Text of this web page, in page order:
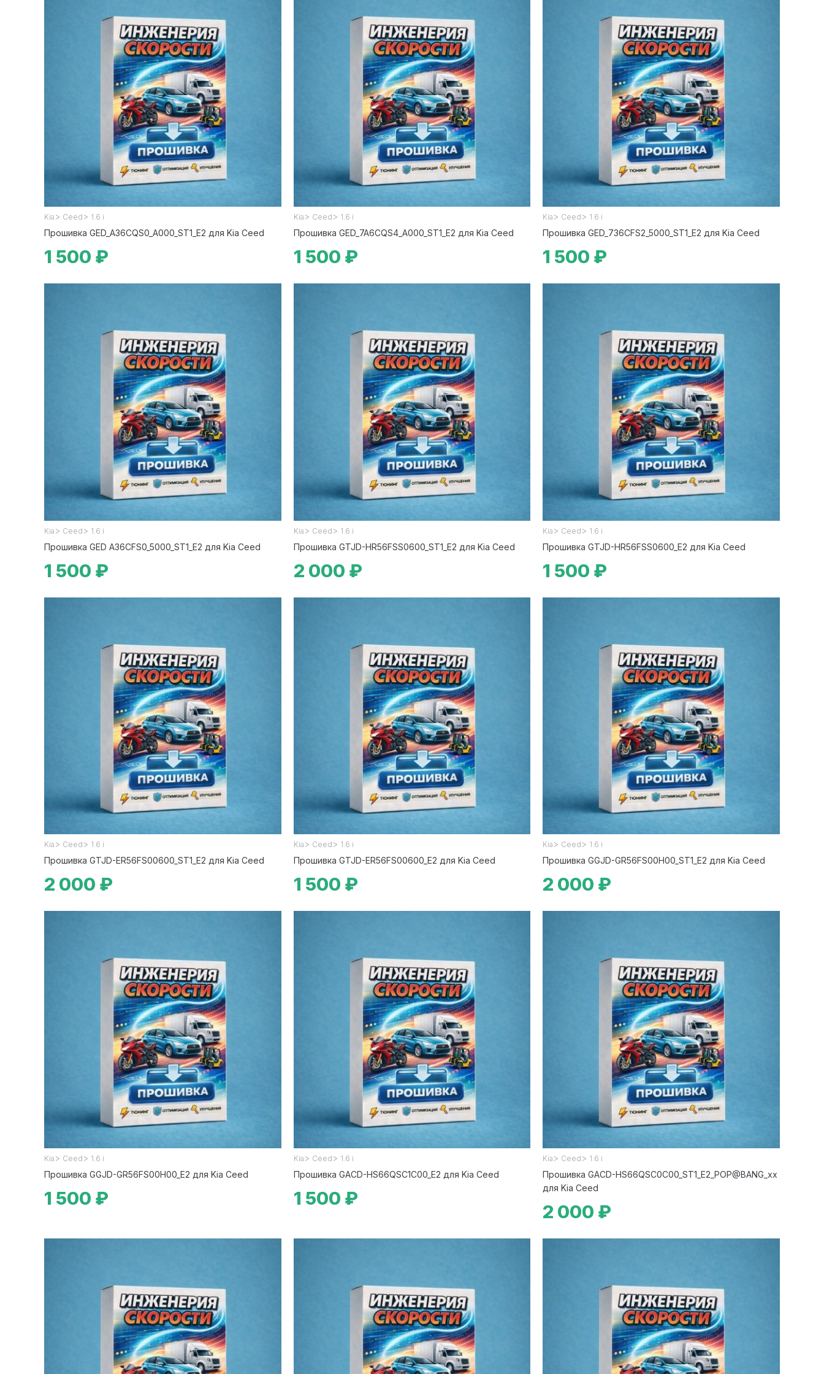
Kia > Ceed > 1.6 i
Прошивка GED_A36CQS0_A000_ST1_E2 для Kia Ceed
1 500 ₽
Kia > Ceed > 1.6 i
Прошивка GED_7A6CQS4_A000_ST1_E2 для Kia Ceed
1 500 ₽
Kia > Ceed > 1.6 i
Прошивка GED_736CFS2_5000_ST1_E2 для Kia Ceed
1 500 ₽
Kia > Ceed > 1.6 i
Прошивка GED A36CFS0_5000_ST1_E2 для Kia Ceed
1 500 ₽
Kia > Ceed > 1.6 i
Прошивка GTJD-HR56FSS0600_ST1_E2 для Kia Ceed
2 000 ₽
Kia > Ceed > 1.6 i
Прошивка GTJD-HR56FSS0600_E2 для Kia Ceed
1 500 ₽
Kia > Ceed > 1.6 i
Прошивка GTJD-ER56FS00600_ST1_E2 для Kia Ceed
2 000 ₽
Kia > Ceed > 1.6 i
Прошивка GTJD-ER56FS00600_E2 для Kia Ceed
1 500 ₽
Kia > Ceed > 1.6 i
Прошивка GGJD-GR56FS00H00_ST1_E2 для Kia Ceed
2 000 ₽
Kia > Ceed > 1.6 i
Прошивка GGJD-GR56FS00H00_E2 для Kia Ceed
1 500 ₽
Kia > Ceed > 1.6 i
Прошивка GACD-HS66QSC1C00_E2 для Kia Ceed
1 500 ₽
Kia > Ceed > 1.6 i
Прошивка GACD-HS66QSC0C00_ST1_E2_POP@BANG_xx
для Kia Ceed
2 000 ₽